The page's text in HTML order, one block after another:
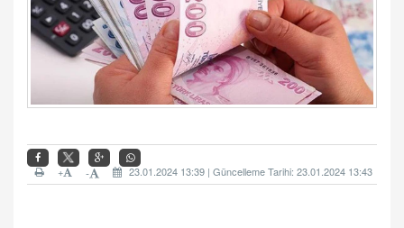
23.01.2024 13:39 | Güncelleme Tarihi: 23.01.2024 13:43
-
+